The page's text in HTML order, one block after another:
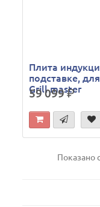
Плита
подставке,
Grill master
59 099р.
Показано